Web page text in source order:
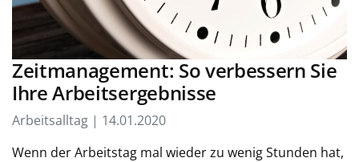
Zeitmanagement: So verbessern Sie
Ihre Arbeitsergebnisse
Arbeitsalltag | 14.01.2020
Wenn der Arbeitstag mal wieder zu wenig Stunden hat,